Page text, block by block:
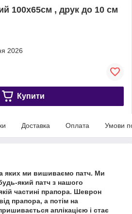
100х65см , друк до 10 см
2026
Купити
Доставка Оплата Умови
яких ми вишиваємо патч. Ми
який патч з нашого
частині прапора. Шеврон
прапора, а потім на
аплікацією і стає